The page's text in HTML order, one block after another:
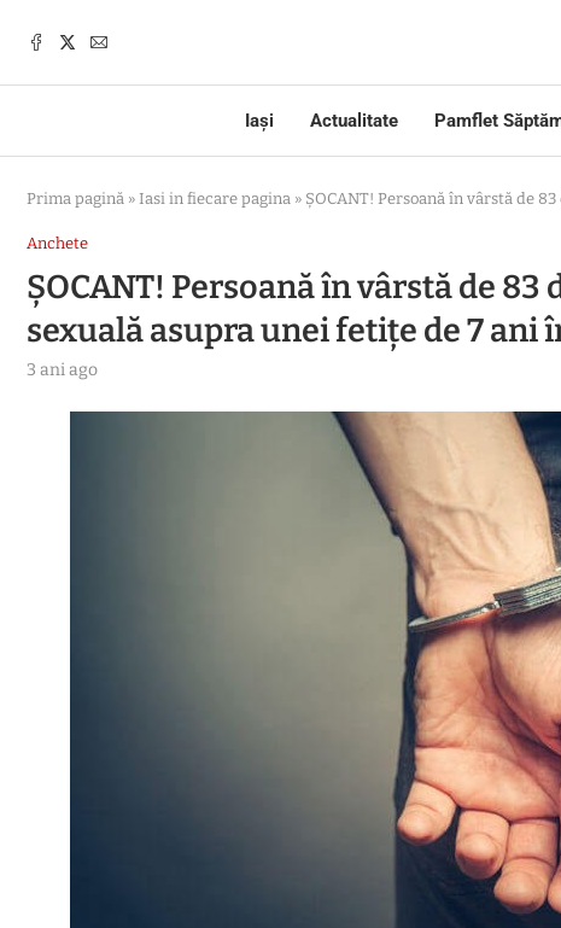
Iași Actualitate Pamflet
Prima pagină » Iasi in fiecare pagina » ȘOCANT! Persoană în vârstă de
Anchete
ȘOCANT! Persoană în vârstă de
sexuală asupra unei fetițe de 7 ani
3 ani ago